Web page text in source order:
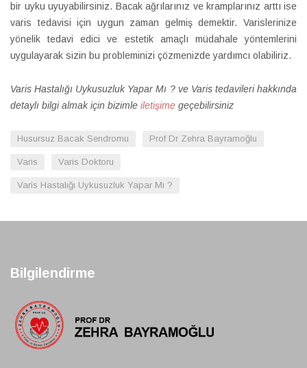
bir uyku uyuyabilirsiniz. Bacak ağrılarınız ve kramplarınız arttı ise
varis tedavisi için uygun zaman gelmiş demektir. Varislerinize
yönelik tedavi edici ve estetik amaçlı müdahale yöntemlerini
uygulayarak sizin bu probleminizi çözmenizde yardımcı olabiliriz.
Varis Hastalığı Uykusuzluk Yapar Mı ? ve Varis tedavileri hakkında
detaylı bilgi almak için bizimle iletişime geçebilirsiniz
Husursuz Bacak Sendromu Prof Dr Zehra Bayramoğlu
Varis Varis Doktoru
Varis Hastalığı Uykusuzluk Yapar Mı ?
Bilgilendirme